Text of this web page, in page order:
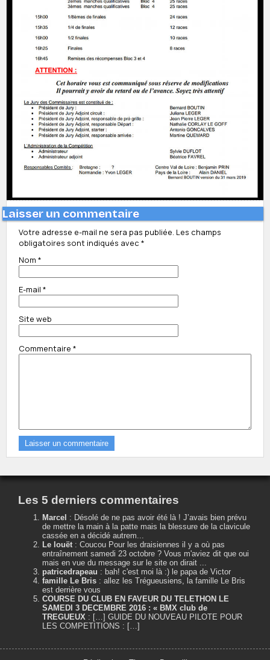
Laisser un commentaire
Votre adresse e-mail ne sera pas publiée. Les champs
obligatoires sont indiqués avec *
Nom *
E-mail *
Site web
Commentaire *
Les 5 derniers commentaires
Marcel : Désolé de ne pas avoir été là ! J’avais bien prévu
de mettre la main à la patte mais la blessure de la clavicule
cassée en a décidé autrem...
Le louët : Coucou Pour les draisiennes il y a où pas
entraînement samedi 23 octobre ? Vous m'aviez dit que oui
mais en vue du message sur le site on dirait ...
patricedrapeau : bah! c'est moi là :) le papa de Victor
famille Le Bris : allez les Trégueusiens, la famille Le Bris
est derrière vous
COURSE DU CLUB EN FAVEUR DU TELETHON LE
SAMEDI 3 DECEMBRE 2016 : « BMX club de
TREGUEUX : […] GUIDE DU NOUVEAU PILOTE POUR
LES COMPETITIONS : […]